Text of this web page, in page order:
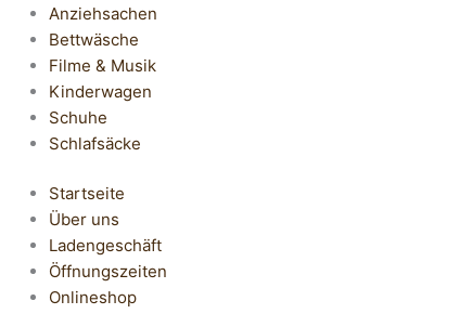
Anziehsachen
Bettwäsche
Filme & Musik
Kinderwagen
Schuhe
Schlafsäcke
Startseite
Über uns
Ladengeschäft
Öffnungszeiten
Onlineshop